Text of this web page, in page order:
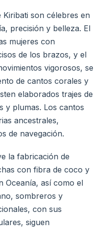
Kiribati son célebres en
precisión y belleza. El
mujeres con
de los brazos, y el
vigorosos, se
de cantos corales y
elaborados trajes de
y plumas. Los cantos
ancestrales,
de navegación.
la fabricación de
con fibra de coco y
Oceanía, así como el
sombreros y
con sus
siguen